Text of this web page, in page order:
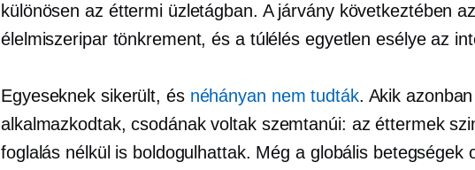
különösen az éttermi üzletágban. A járvány következtében az
élelmiszeripar tönkrement, és a túlélés egyetlen esélye az
Egyeseknek sikerült, és néhányan nem tudták. Akik azonban
alkalmazkodtak, csodának voltak szemtanúi: az éttermek
foglalás nélkül is boldogulhattak. Még a globális betegségek